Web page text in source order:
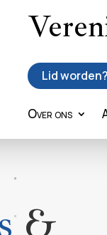
Lid worden?
Over ons
&